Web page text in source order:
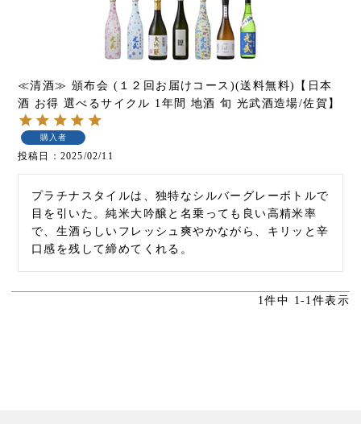
≪清酒≫ 頒布会 (１２回お届けコース)(送料無料)【日本
酒 お得 選べるサイクル 1年間 地酒 旬 光武酒造場/佐賀】
購入者
投稿日 2025/02/11
プラチナスタイルは、独特なシルバーグレーボトルで
目を引いた。純米大吟醸と名乗っても良い高精米率
で、生酒らしいフレッシュ爽やかながら、キリッと辛
1件中 1 -1 件表示